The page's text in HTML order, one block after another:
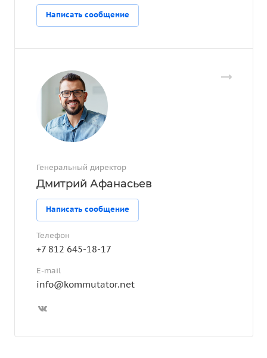
Написать сообщение
Генеральный директор
Дмитрий Афанасьев
Написать сообщение
Телефон
+7 812 645-18-17
E-mail
info@kommutator.net